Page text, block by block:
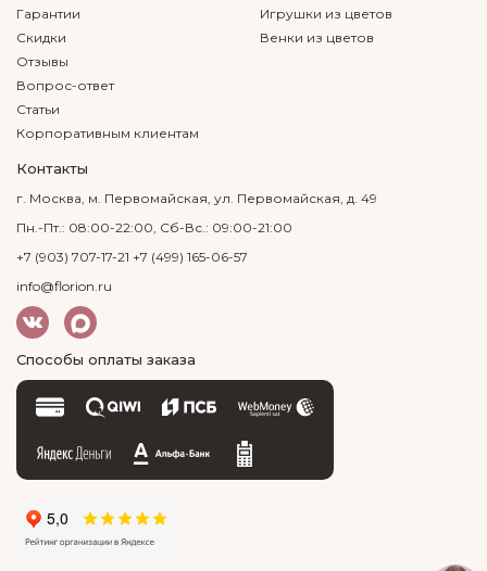
Гарантии
Скидки
Отзывы
Вопрос-ответ
Статьи
Корпоративным клиентам
Игрушки из цветов
Венки из цветов
Контакты
г. Москва, м. Первомайская, ул. Первомайская, д. 49
Пн.-Пт.: 08:00-22:00, Сб-Вс.: 09:00-21:00
+7 (903) 707-17-21 +7 (499) 165-06-57
info@florion.ru
Способы оплаты заказа